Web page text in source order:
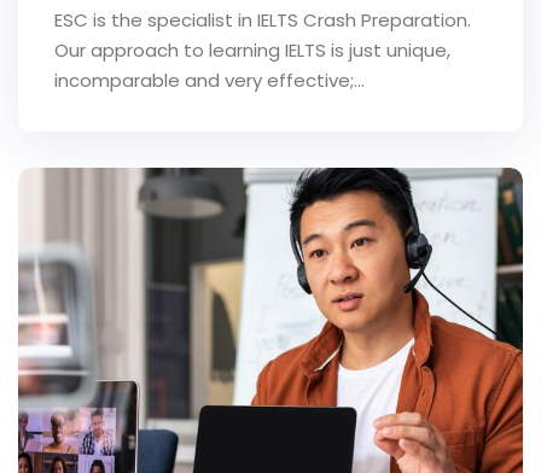
ESC is the specialist in IELTS Crash Preparation.
Our approach to learning IELTS is just unique,
incomparable and very effective;…